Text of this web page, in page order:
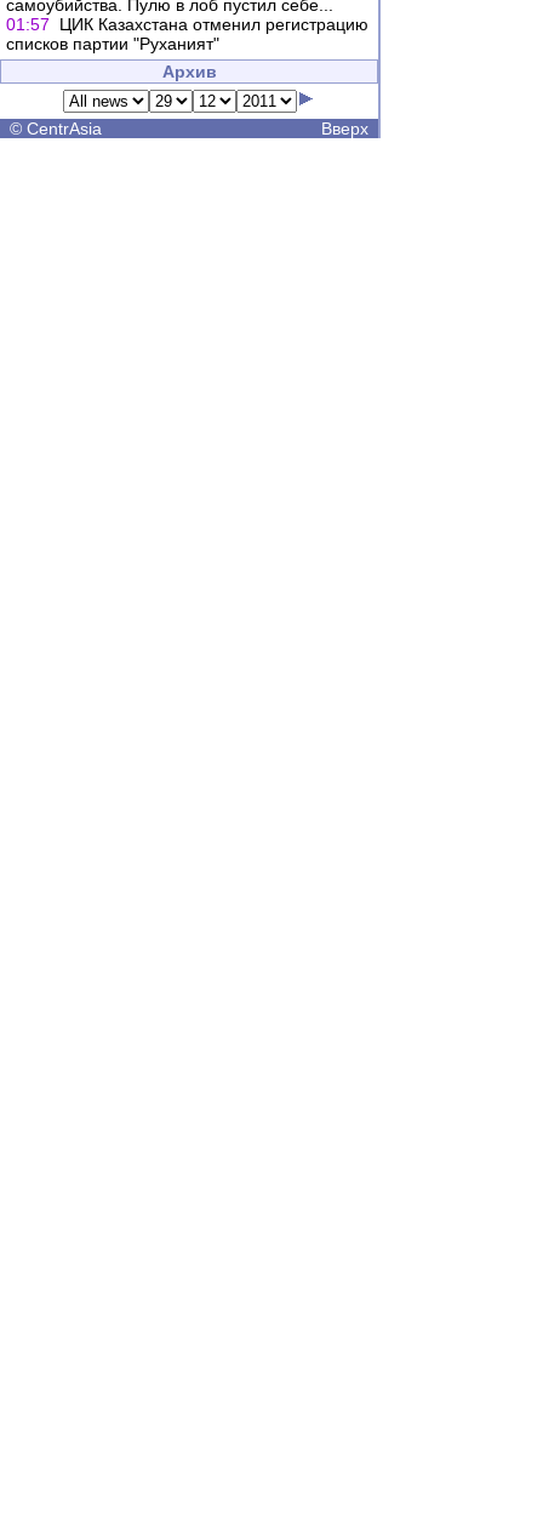
самоубийства. Пулю в лоб пустил себе...
01:57
ЦИК Казахстана отменил регистрацию
списков партии "Руханият"
Архив
© CentrAsia Вверх